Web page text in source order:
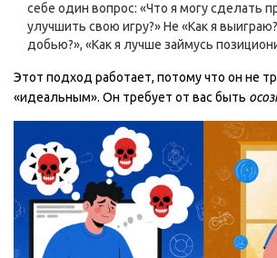
себе один вопрос: «Что я могу сделать
улучшить свою игру?» Не «Как я
добью?», «Как я лучше займусь
Этот подход работает, потому что он не
«идеальным». Он требует от вас быть